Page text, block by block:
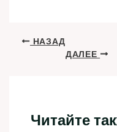
НАЗАД
ДАЛЕЕ
Читайте